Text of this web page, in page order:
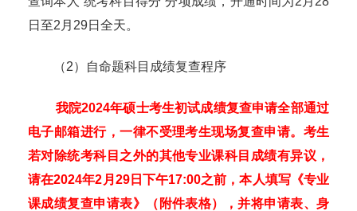
日至2 月 29日全天。
（2）自命题科目成绩复查程序
我院2024年硕士考生初试成绩复查申请全部通过
电子邮箱进行，一律不受理考生现场复查申请。考生
若对除统考科目之外的其他专业课科目成绩有异议，
请在2024年2 月 29日下午17:00之前，本人填写《专业
课成绩复查申请表》（附件表格），并将申请表、身